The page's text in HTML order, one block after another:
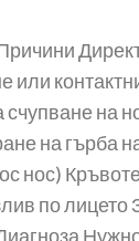
или
счупване на
на гърба
нос)
по лицето